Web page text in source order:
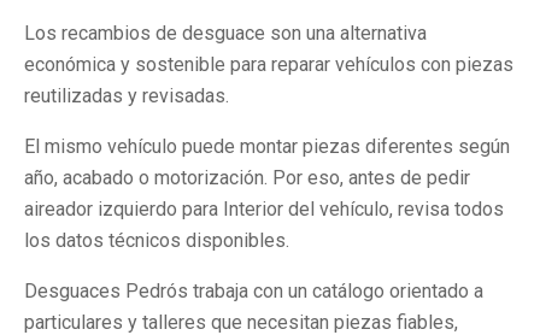
Los recambios de desguace son una alternativa
económica y sostenible para reparar vehículos con piezas
reutilizadas y revisadas.
El mismo vehículo puede montar piezas diferentes según
año, acabado o motorización. Por eso, antes de pedir
aireador izquierdo para Interior del vehículo, revisa todos
los datos técnicos disponibles.
Desguaces Pedrós trabaja con un catálogo orientado a
particulares y talleres que necesitan piezas fiables,